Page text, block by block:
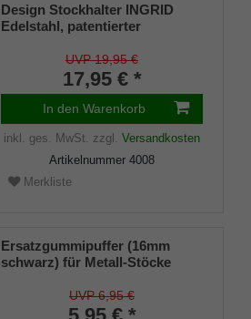
Design Stockhalter INGRID
Edelstahl, patentierter
(18 - 22mm), Weichgummi
UVP 19,95 €
17,95 € *
In den Warenkorb
inkl. ges. MwSt. zzgl. Versandkosten
Artikelnummer 4008
Merkliste
Ersatzgummipuffer (16mm
schwarz) für Metall-Stöcke
ca. 16mm) mit Metalleinlage
(VE 1 Stück)
UVP 6,95 €